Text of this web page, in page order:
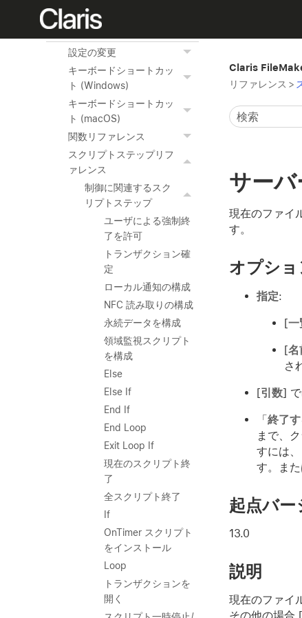
高度なツールの使用
リファレンス
設定の変更
キーボードショートカッ
ト (Windows)
キーボードショートカッ
ト (macOS)
関数リファレンス
スクリプトステップリフ
ァレンス
制御に関連するスク
リプトステップ
ユーザによる強制終
了を許可
トランザクション確
定
ローカル通知の構成
NFC 読み取りの構成
永続データを構成
領域監視スクリプト
を構成
Else
Else If
End If
End Loop
Exit Loop If
現在のスクリプト終
了
全スクリプト終了
If
OnTimer スクリプト
をインストール
Loop
トランザクションを
開く
Claris
リファレンス >
サー
現在のファイ
す。
オプショ
指定:
[一
[名
さ
[引数]
「終了
まで、
すには
す。ま
起点バー
13.0
説明
現在のファイ